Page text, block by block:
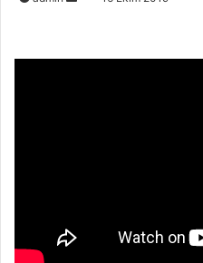
göndermek